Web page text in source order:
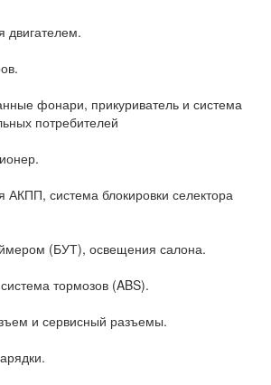
двигателем.
фонари, прикуриватель и система
потребителей
АКПП, система блокировки селектора
(БУТ), освещения салона.
тормозов (ABS).
и сервисный разъемы.